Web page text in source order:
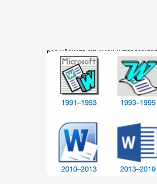
DAS KÖNNTE SIE AUCH